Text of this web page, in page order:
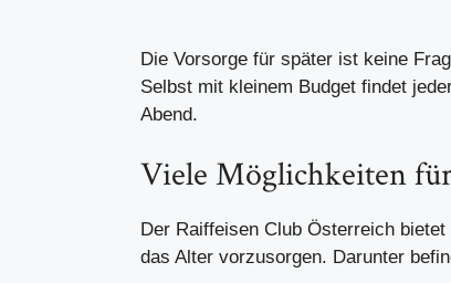
Die Vorsorge für später ist keine
Selbst mit kleinem Budget findet
Abend.
Viele Möglichkeiten
Der Raiffeisen Club Österreich
das Alter vorzusorgen. Darunter